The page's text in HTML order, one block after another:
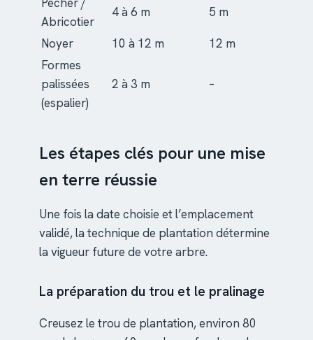
Abricotier
4 à 6 m 5 m
Noyer 10 à 12 m
12 m
Formes
palissées
(espalier)
2 à 3 m –
Les étapes clés pour une mise
en terre réussie
Une fois la date choisie et l’emplacement
validé, la technique de plantation détermine
la vigueur future de votre arbre.
La préparation du trou et le pralinage
Creusez le trou de plantation, environ 80